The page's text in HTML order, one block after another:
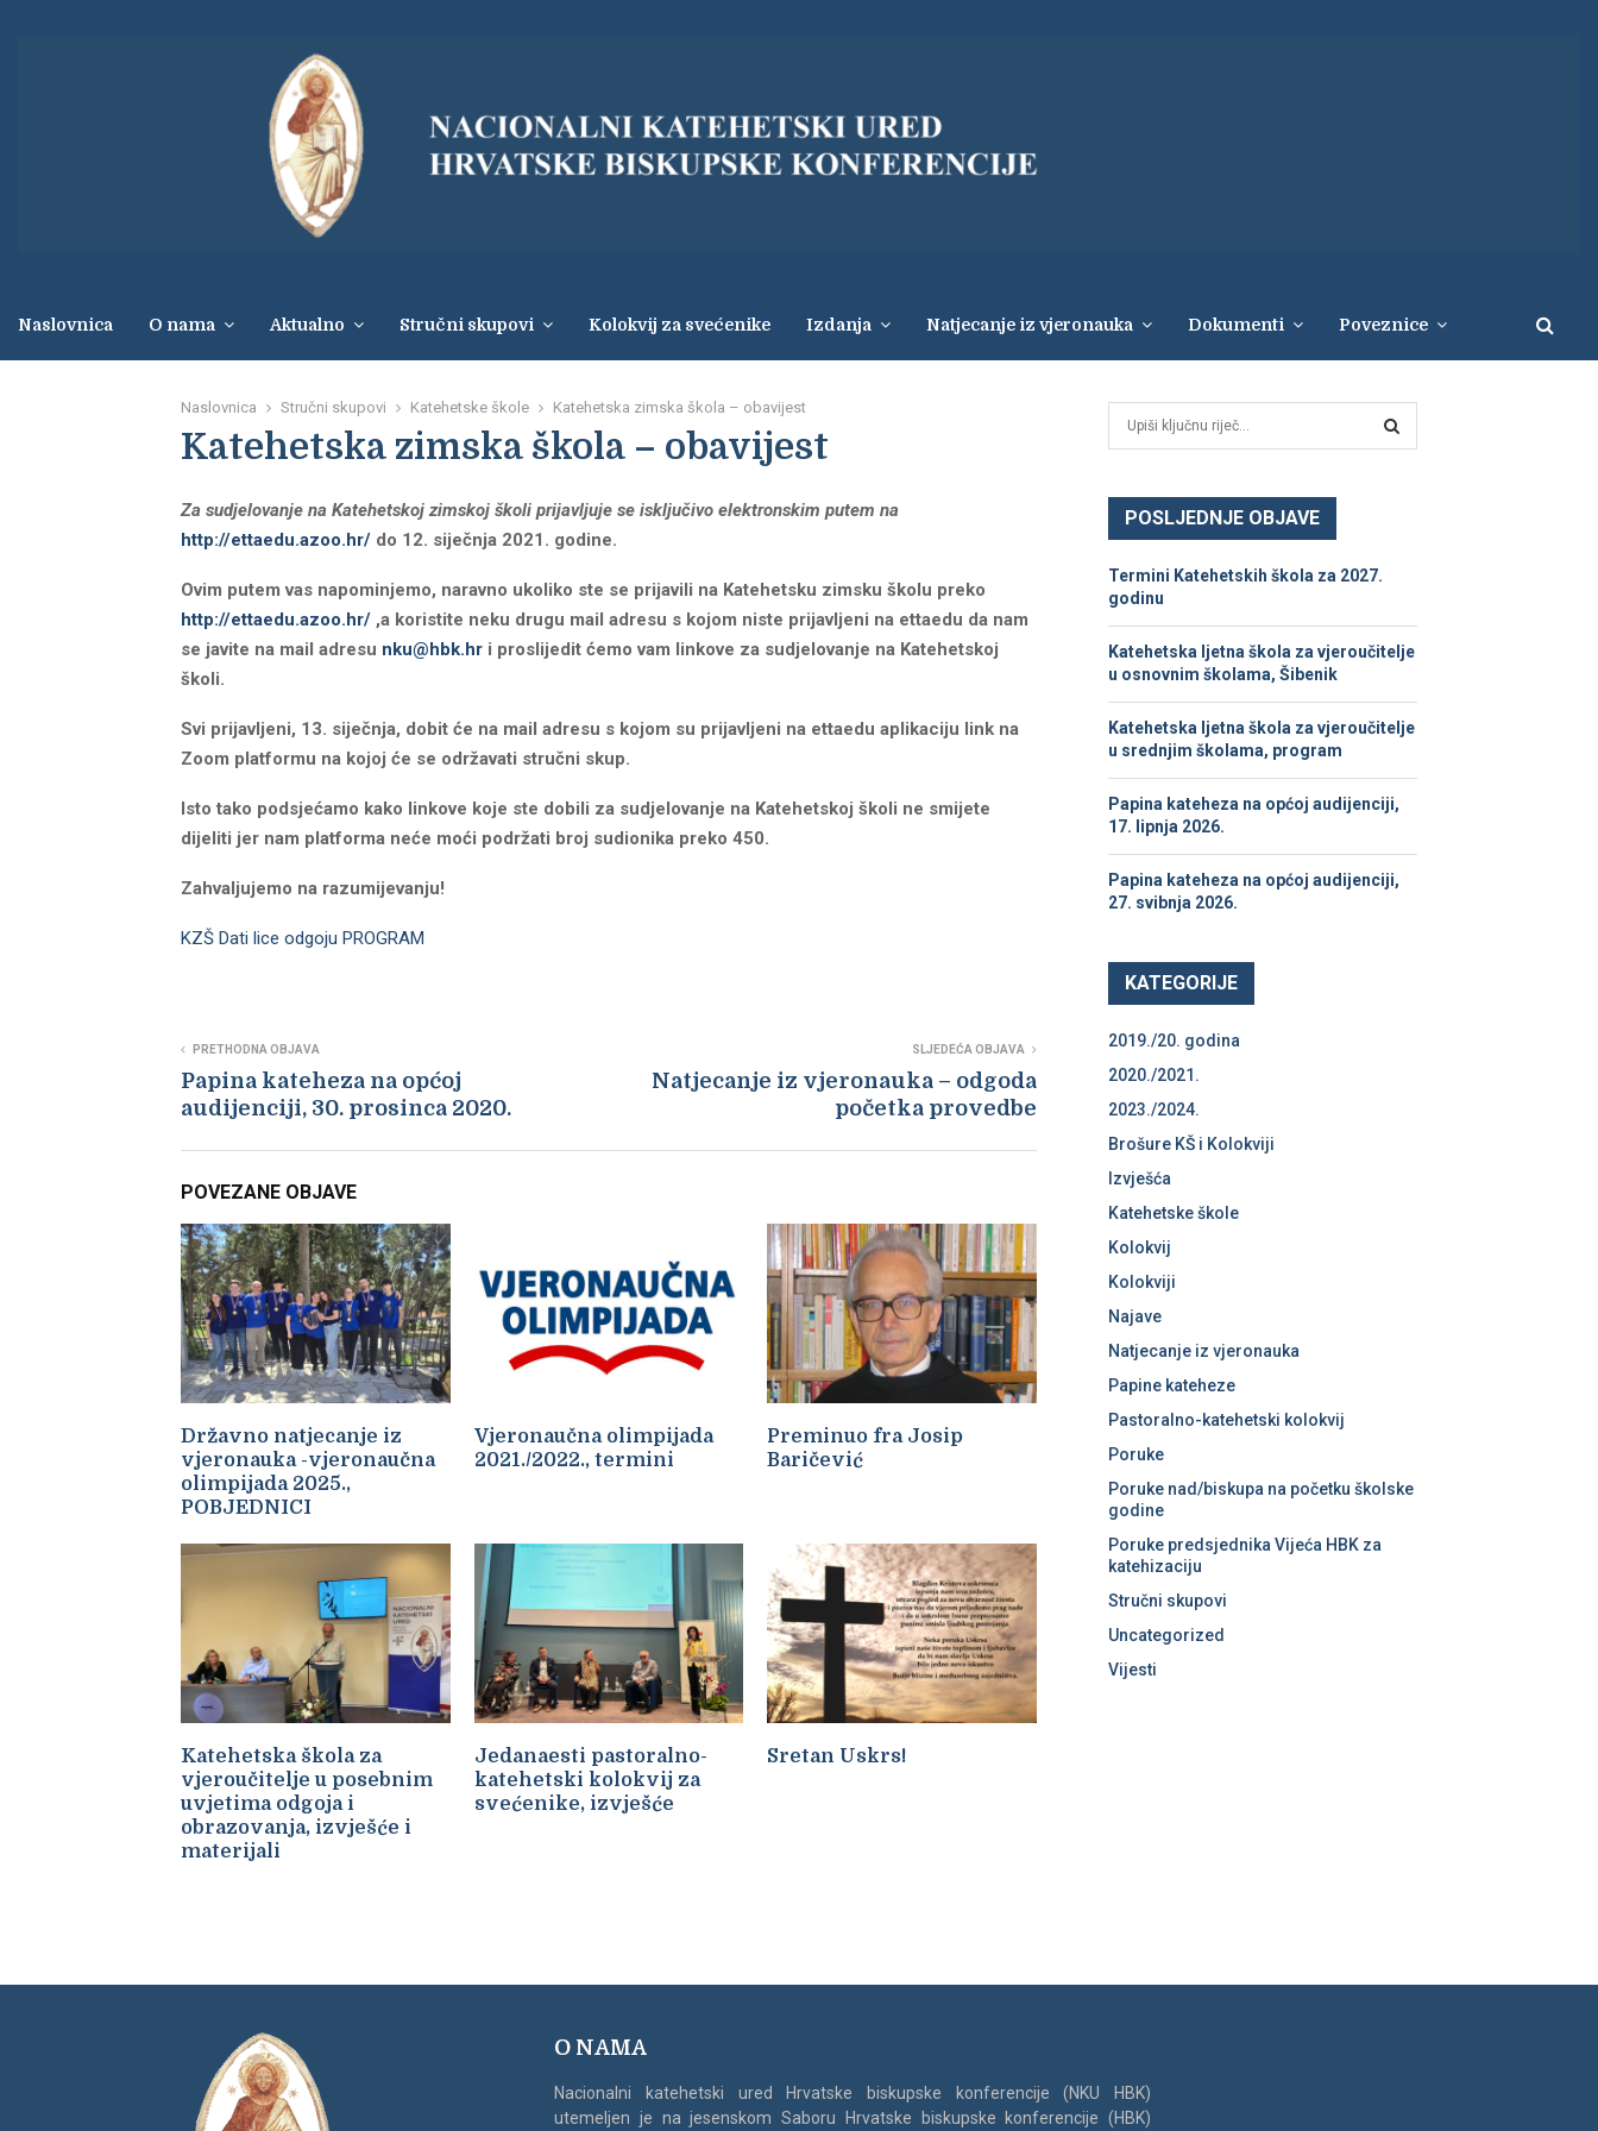
Naslovnica O nama Aktualno Stručni skupovi Kolokvij za svećenike Izdanja Natjecanje iz vjeronauka Dokumenti Poveznice
Naslovnica Stručni skupovi Katehetske škole Katehetska zimska škola – obavijest
Katehetska zimska škola – obavijest
Za sudjelovanje na Katehetskoj zimskoj školi prijavljuje se isključivo elektronskim putem na
http://ettaedu.azoo.hr/ do 12. siječnja 2021. godine.
Ovim putem vas napominjemo, naravno ukoliko ste se prijavili na Katehetsku zimsku školu preko
http://ettaedu.azoo.hr/ ,a koristite neku drugu mail adresu s kojom niste prijavljeni na ettaedu da nam
se javite na mail adresu nku@hbk.hr i proslijedit ćemo vam linkove za sudjelovanje na Katehetskoj
školi.
Svi prijavljeni, 13. siječnja, dobit će na mail adresu s kojom su prijavljeni na ettaedu aplikaciju link na
Zoom platformu na kojoj će se održavati stručni skup.
Isto tako podsjećamo kako linkove koje ste dobili za sudjelovanje na Katehetskoj školi ne smijete
dijeliti jer nam platforma neće moći podržati broj sudionika preko 450.
Zahvaljujemo na razumijevanju!
KZŠ Dati lice odgoju PROGRAM
PRETHODNA OBJAVA
Papina kateheza na općoj
audijenciji, 30. prosinca 2020.
SLJEDEĆA OBJAVA
Natjecanje iz vjeronauka – odgoda
početka provedbe
POVEZANE OBJAVE
Državno natjecanje iz
vjeronauka -vjeronaučna
olimpijada 2025.,
POBJEDNICI
Vjeronaučna olimpijada
2021./2022., termini
Preminuo fra Josip
Baričević
Katehetska škola za
vjeroučitelje u posebnim
uvjetima odgoja i
obrazovanja, izvješće i
materijali
Jedanaesti pastoralno-
katehetski kolokvij za
svećenike, izvješće
Sretan Uskrs!
h
r
C
POSLJEDNJE OBJAVE
Termini Katehetskih škola za 2027.
godinu
Katehetska ljetna škola za vjeroučitelje
u osnovnim školama, Šibenik
Katehetska ljetna škola za vjeroučitelje
u srednjim školama, program
Papina kateheza na općoj audijenciji,
17. lipnja 2026.
Papina kateheza na općoj audijenciji,
27. svibnja 2026.
KATEGORIJE
2019./20. godina
2020./2021.
2023./2024.
Brošure KŠ i Kolokviji
Izvješća
Katehetske škole
Kolokvij
Kolokviji
Najave
Natjecanje iz vjeronauka
Papine kateheze
Pastoralno-katehetski kolokvij
Poruke
Poruke nad/biskupa na početku školske
godine
Poruke predsjednika Vijeća HBK za
katehizaciju
Stručni skupovi
Uncategorized
Vijesti
O NAMA
Nacionalni katehetski ured Hrvatske biskupske konferencije (NKU HBK)
utemeljen je na jesenskom Saboru Hrvatske biskupske konferencije (HBK)